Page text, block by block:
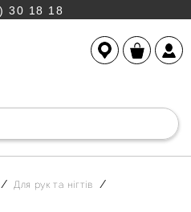
30 18 18
Для рук та нігтів